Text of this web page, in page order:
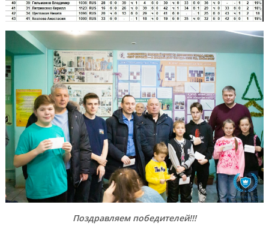
Поздравляем победителей!!!